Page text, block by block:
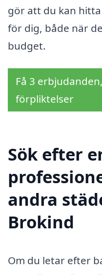
gör att du kan
för dig, både när
budget.
Få 3
förpliktelser
Sök efter
andra
Brokind
Om du letar efter